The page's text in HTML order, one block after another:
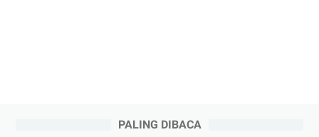
PALING DIBACA